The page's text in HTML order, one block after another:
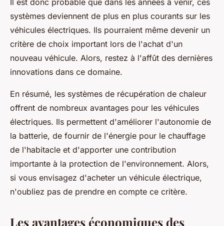
Il est donc probable que dans les années à venir, ces
systèmes deviennent de plus en plus courants sur les
véhicules électriques. Ils pourraient même devenir un
critère de choix important lors de l'achat d'un
nouveau véhicule. Alors, restez à l'affût des dernières
innovations dans ce domaine.
En résumé, les systèmes de récupération de chaleur
offrent de nombreux avantages pour les véhicules
électriques. Ils permettent d'améliorer l'autonomie de
la batterie, de fournir de l'énergie pour le chauffage
de l'habitacle et d'apporter une contribution
importante à la protection de l'environnement. Alors,
si vous envisagez d'acheter un véhicule électrique,
n'oubliez pas de prendre en compte ce critère.
Les avantages économiques des